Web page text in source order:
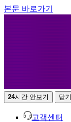
본문 바로가기
24시간 안보기 닫기
고객센터